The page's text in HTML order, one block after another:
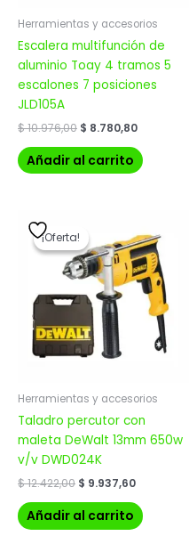
Herramientas y accesorios
Escalera multifunción de
aluminio Toay 4 tramos 5
escalones 7 posiciones
JLD105A
$10.976,00 $ 8.780,80
Añadir al carrito
¡Oferta!
¡Oferta!
Herramientas y accesorios
Taladro percutor con
maleta DeWalt 13mm 650w
v/v DWD024K
$12.422,00
precio
original
era:
$ 12.422,00.
$ 9.937,60
precio
actual
es:
$ 9.937,60.
Añadir al carrito